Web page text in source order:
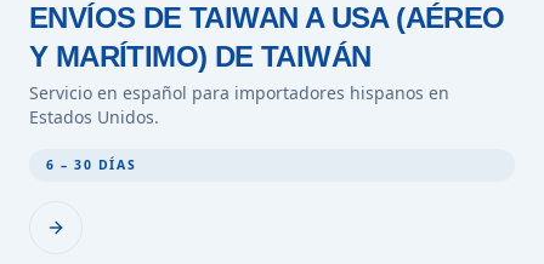
ENVÍOS DE TAIWAN A USA (AÉREO
Y MARÍTIMO) DE TAIWÁN
Servicio en español para importadores hispanos en
Estados Unidos.
6 – 30 DÍAS